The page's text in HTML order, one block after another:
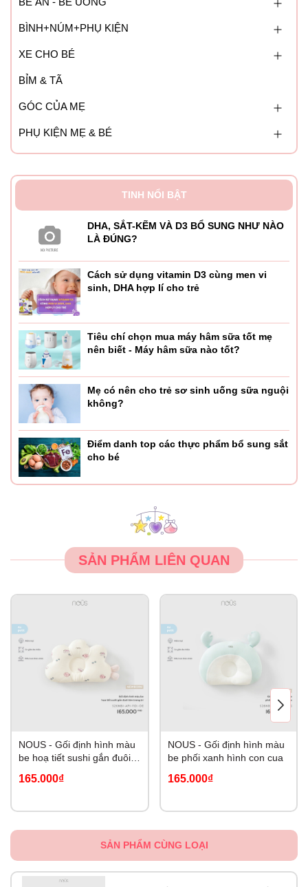
BÌNH+NÚM+PHỤ KIỆN
XE CHO BÉ
BỈM & TÃ
GÓC CỦA MẸ
PHỤ KIỆN MẸ & BÉ
TINH NỔI BẬT
DHA, SẮT-KẼM VÀ D3 BỔ SUNG NHƯ NÀO
LÀ ĐÚNG?
Cách sử dụng vitamin D3 cùng men vi
sinh, DHA hợp lí cho trẻ
Tiêu chí chọn mua máy hâm sữa tốt mẹ
nên biết - Máy hâm sữa nào tốt?
Mẹ có nên cho trẻ sơ sinh uống sữa nguội
không?
Điểm danh top các thực phẩm bổ sung sắt
cho bé
SẢN PHẨM LIÊN QUAN
NOUS - Gối định hình màu
be hoạ tiết sushi gắn đuôi
165.000₫
NOUS - Gối định hình màu
be phối xanh hình con cua
165.000₫
SẢN PHẨM CÙNG LOẠI